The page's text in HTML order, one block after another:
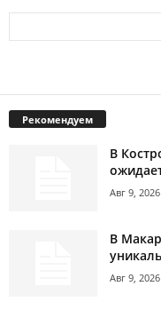
Рекомендуем
В
Авг 9, 2026
В
Авг 9, 2026